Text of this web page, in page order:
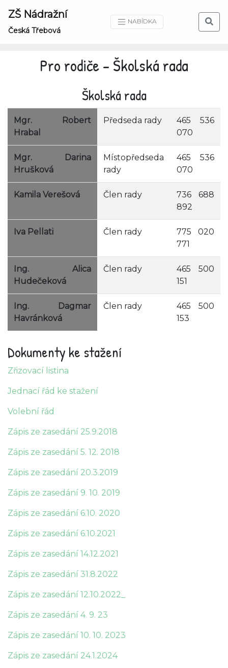
ZŠ Nádražní
Česká Třebová
NABÍDKA
Pro rodiče - Školská rada
Školská rada
Mgr. Robert
Hrabal
Předseda rady
465 536
070
Mgr. Darina
Hrušková
Místopředseda
rady
465 536
070
Kamila Verešová Člen rady
736 688
892
Iva Pellati Člen rady
775 020
771
Ing. Alica
Hudečeková
Člen rady
465 500
151
Ing. Dagmar
Havránková
Člen rady
465 500
153
Dokumenty ke stažení
Zřizovací listina
Jednací řád ke stažení
Volební řád
Zápis ze zasedání 25.9.2018
Zápis ze zasedání 5. 12. 2018
Zápis ze zasedání 20.3.2019
Zápis ze zasedání 9. 10. 2019
Zápis ze zasedání 6.10. 2020
Zápis ze zasedání 6.10.2021
Zápis ze zasedání 14.12.2021
Zápis ze zasedání 31.8.2022
Zápis ze zasedání 12.10.2022_
Zápis ze zasedání 4. 9. 23
Zápis ze zasedání 10. 10. 2023
Zápis ze zasedání 24.1.2024